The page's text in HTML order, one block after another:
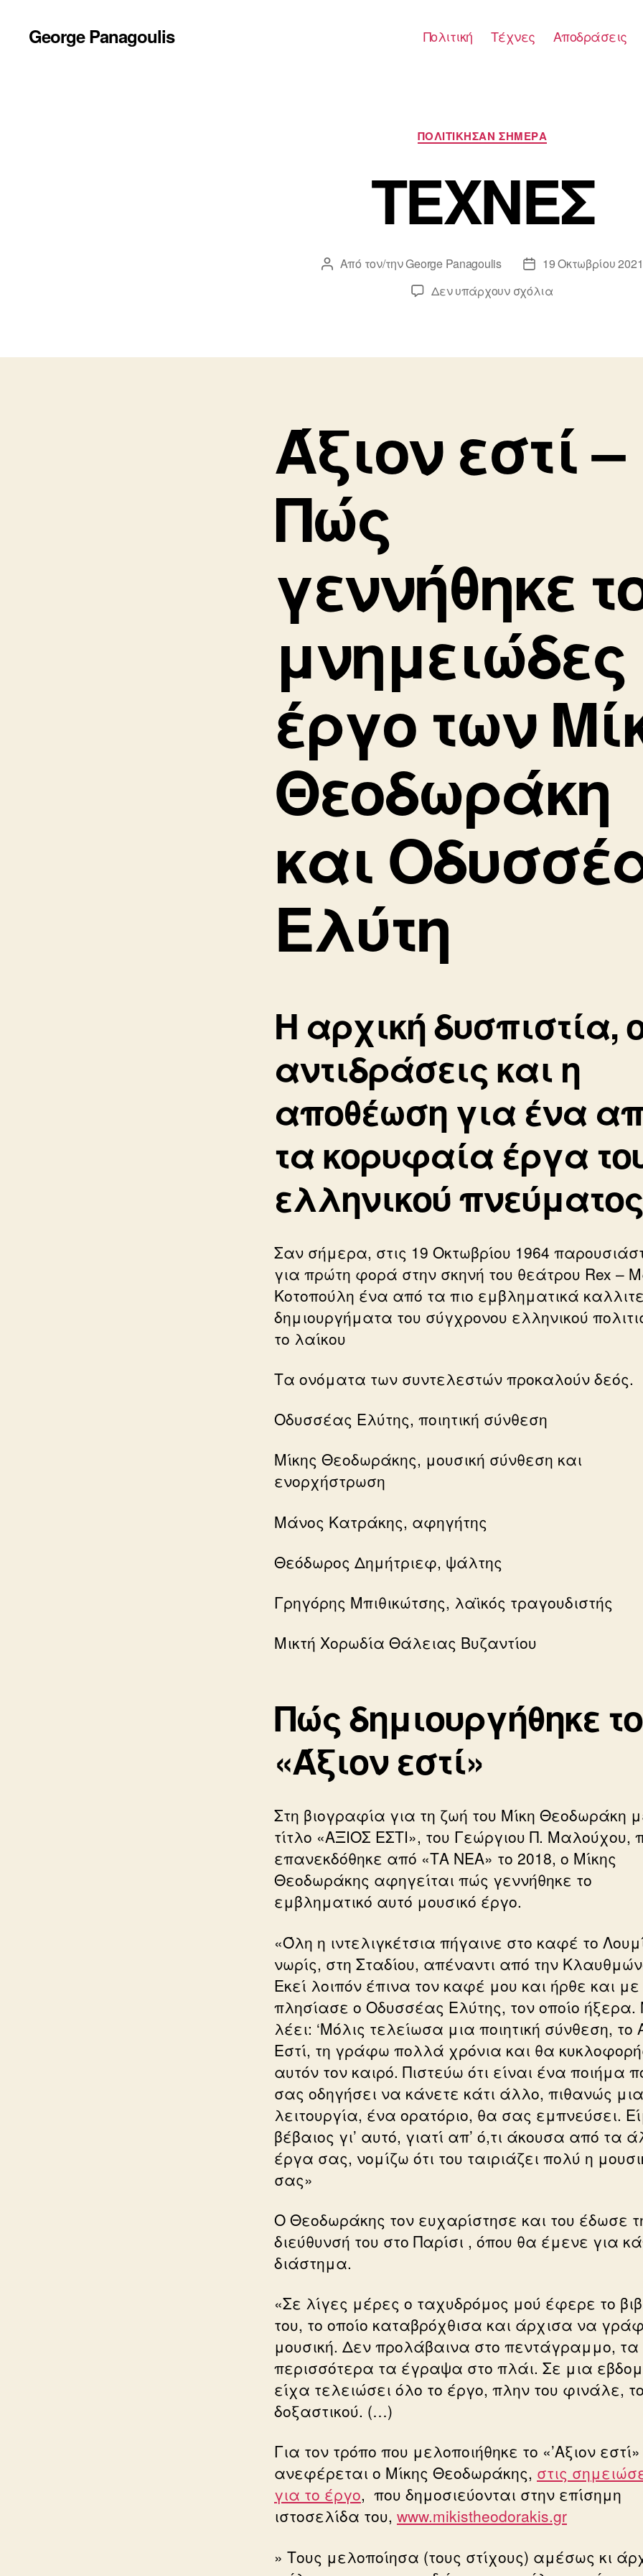
George Panagoulis Πολιτική Τέχνες Αποδράσεις
Κατηγορίες
ΠΟΛΙΤΙΚΗΣΑΝ ΣΗΜΕΡΑ
ΤΕΧΝΕΣ
Συντάκτης
Από τον/τηνGeorge Panagoulis
Ημ.19 Οκτωβρίου 2021
Δεν υπάρχουν σχόλιαστο
Άξιον εστί –
Πώς
γεννήθηκε
μνημειώδες
έργο των
Θεοδωράκη
και
Ελύτη
Η αρχική δυσπιστία,
αντιδράσεις και η
αποθέωση για ένα
τα κορυφαία έργα
ελληνικού πνεύματος
Σαν σήμερα, στις 19 Οκτωβρίου 1964
για πρώτη φορά στην σκηνή του θεάτρου Rex –
Κοτοπούλη ένα από τα πιο εμβληματικά
δημιουργήματα του σύγχρονου ελληνικού
το λαίκου
Τα ονόματα των συντελεστών προκαλούν δεός.
Οδυσσέας Ελύτης, ποιητική σύνθεση
Μίκης Θεοδωράκης, μουσική σύνθεση και
ενορχήστρωση
Μάνος Κατράκης, αφηγήτης
Θεόδωρος Δημήτριεφ, ψάλτης
Γρηγόρης Μπιθικώτσης, λαϊκός τραγουδιστής
Μικτή Χορωδία Θάλειας Βυζαντίου
Πώς δημιουργήθηκε το
«Άξιον εστί»
Στη βιογραφία για τη ζωή του Μίκη Θεοδωράκη
τίτλο «ΑΞΙΟΣ ΕΣΤΙ», του Γεώργιου Π. Μαλούχου,
επανεκδόθηκε από «ΤΑ ΝΕΑ» το 2018, ο Μίκης
Θεοδωράκης αφηγείται πώς γεννήθηκε το
εμβληματικό αυτό μουσικό έργο.
«Όλη η ιντελιγκέτσια πήγαινε στο καφέ το
νωρίς, στη Σταδίου, απέναντι από την
Εκεί λοιπόν έπινα τον καφέ μου και ήρθε και με
πλησίασε ο Οδυσσέας Ελύτης, τον οποίο ήξερα.
λέει: ‘Μόλις τελείωσα μια ποιητική σύνθεση, το
Εστί, τη γράφω πολλά χρόνια και θα
αυτόν τον καιρό. Πιστεύω ότι είναι ένα ποιήμα
σας οδηγήσει να κάνετε κάτι άλλο, πιθανώς μια
λειτουργία, ένα ορατόριο, θα σας εμπνεύσει.
βέβαιος γι’ αυτό, γιατί απ’ ό,τι άκουσα από τα
έργα σας, νομίζω ότι του ταιριάζει πολύ η
σας»
Ο Θεοδωράκης τον ευχαρίστησε και του έδωσε
διεύθυνσή του στο Παρίσι , όπου θα έμενε για
διάστημα.
«Σε λίγες μέρες ο ταχυδρόμος μού έφερε το
του, το οποίο καταβρόχθισα και άρχισα να
μουσική. Δεν προλάβαινα στο πεντάγραμμο, τα
περισσότερα τα έγραψα στο πλάι. Σε μια
είχα τελειώσει όλο το έργο, πλην του φινάλε,
δοξαστικού. (…)
Για τον τρόπο που μελοποιήθηκε το «’Αξιον εστί»
ανεφέρεται ο Μίκης Θεοδωράκης, στις
για το έργο, που δημοσιεύονται στην επίσημη
ιστοσελίδα του, www.mikistheodorakis.gr
» Τους μελοποίησα (τους στίχους) αμέσως κι